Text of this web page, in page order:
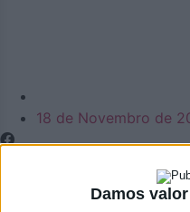
Damos
18 de Novembro de